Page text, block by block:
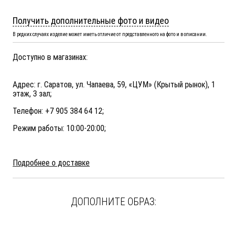
Получить дополнительные фото и видео
В редких случаях изделие может иметь отличие от представленного на фото и в описании.
Доступно в магазинах:
Адрес: г. Саратов, ул. Чапаева, 59, «ЦУМ» (Крытый рынок), 1
этаж, 3 зал;
Телефон: +7 905 384 64 12;
Режим работы: 10:00-20:00;
Подробнее о доставке
ДОПОЛНИТЕ ОБРАЗ: